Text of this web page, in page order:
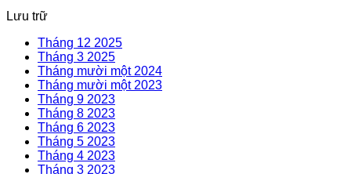
Lưu trữ
Tháng 12 2025
Tháng 3 2025
Tháng mười một 2024
Tháng mười một 2023
Tháng 9 2023
Tháng 8 2023
Tháng 6 2023
Tháng 5 2023
Tháng 4 2023
Tháng 3 2023